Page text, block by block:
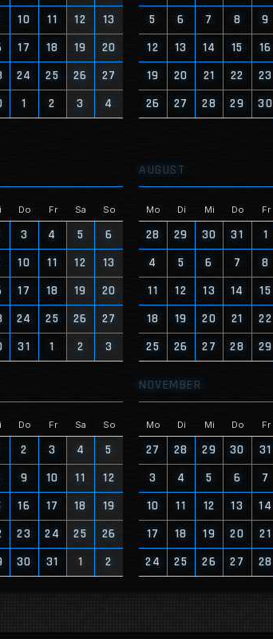
10 11 12
13
17 18 19
20
24 25 26
27
1 2 3 4
5
6 7 8 9
12
13 14 15 16
19
20 21 22 23
26
27 28 29 30
Do Fr Sa So
3 4 5
6
10 11 12
13
17 18 19
20
24 25 26
27
31 1 2 3
AUGUST
Mo Di Mi Do Fr
28 29 30 31 1
4
5 6 7 8
11
12 13 14 15
18
19 20 21 22
25
26 27 28 29
Do Fr Sa So
2 3 4
5
9 10 11
12
16 17 18
19
23 24 25
26
30 31 1 2
NOVEMBER
Mo Di Mi Do Fr
27 28 29 30 31
3
4 5 6 7
10
11 12 13 14
17
18 19 20 21
24
25 26 27 28